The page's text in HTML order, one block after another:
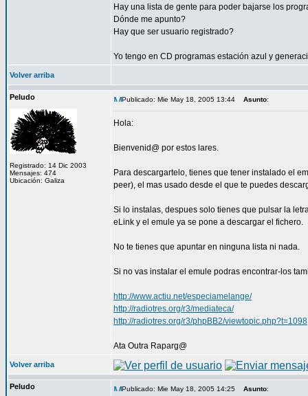
Hay una lista de gente para poder bajarse los
Dónde me apunto?
Hay que ser usuario registrado?
Yo tengo en CD programas estación azul y
Volver arriba
Peludo
Registrado: 14 Dic 2003
Mensajes: 474
Ubicación: Galiza
Publicado: Mie May 18, 2005 13:44 Asunto:
Hola:
Bienvenid@ por estos lares.
Para descargartelo, tienes que tener instalado el
peer), el mas usado desde el que te puedes
Si lo instalas, despues solo tienes que pulsar la
eLink y el emule ya se pone a descargar el fichero.
No te tienes que apuntar en ninguna lista ni nada.
Si no vas instalar el emule podras encontrar-los
http://www.actiu.net/especiamelange/
http://radiotres.org/r3/mediateca/
http://radiotres.org/r3/phpBB2/viewtopic.php?t=1098
Ata Outra Raparg@
Volver arriba
Peludo Publicado: Mie May 18, 2005 14:25 Asunto: